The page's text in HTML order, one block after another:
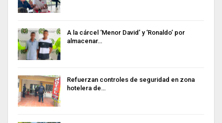
A la cárcel ‘Menor David’ y ‘Ronaldo’ por
almacenar…
Refuerzan controles de seguridad en zona
hotelera de…